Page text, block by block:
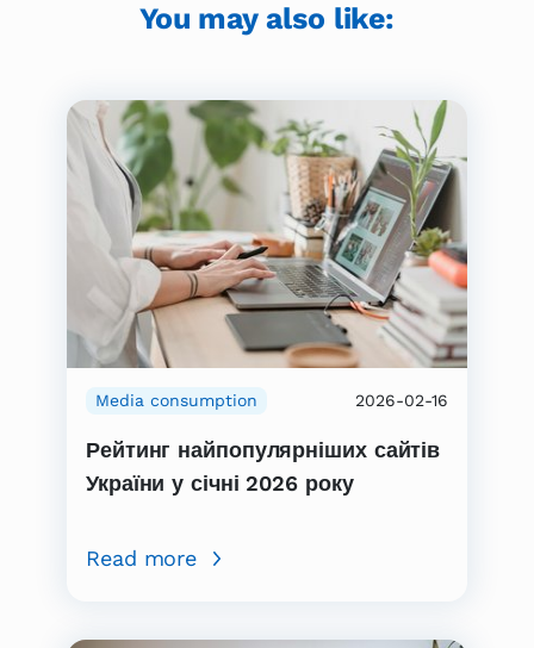
You may also like:
Media consumption 2026-02-16
Рейтинг найпопулярніших сайтів
України у січні 2026 року
Read more